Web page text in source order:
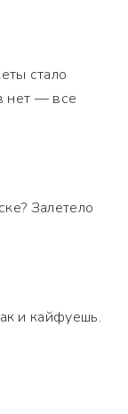
стало
нет — все
Залетело
и кайфуешь.